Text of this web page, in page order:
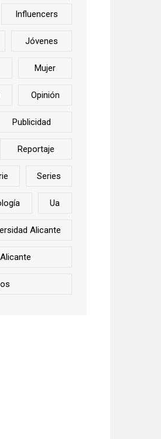
Influencers
Jóvenes
Mujer
Opinión
Publicidad
Reportaje
Series
Ua
Alicante